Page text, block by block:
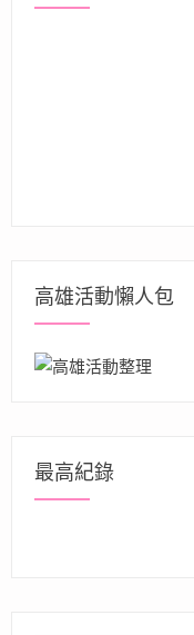
高雄活動懶人包
最高紀錄